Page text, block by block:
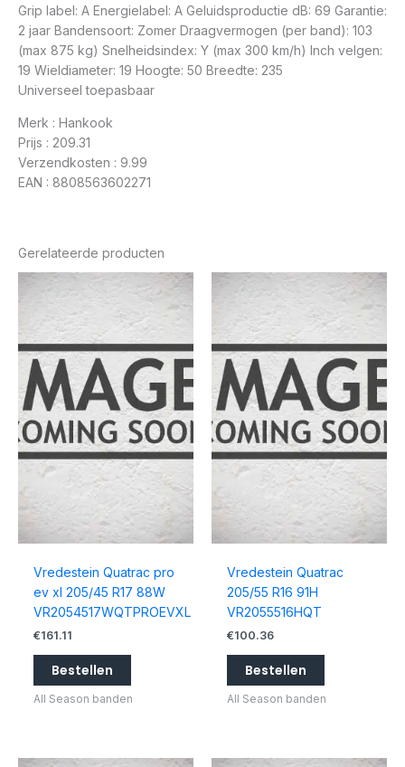
Grip label: A Energielabel: A Geluidsproductie dB: 69 Garantie:
2 jaar Bandensoort: Zomer Draagvermogen (per band): 103
(max 875 kg) Snelheidsindex: Y (max 300 km/h) Inch velgen:
19 Wieldiameter: 19 Hoogte: 50 Breedte: 235
Universeel toepasbaar
Merk : Hankook
Prijs : 209.31
Verzendkosten : 9.99
EAN : 8808563602271
Gerelateerde producten
Vredestein Quatrac pro
ev xl 205/45 R17 88W
VR2054517WQTPROEVXL
€161.11
Bestellen
All Season banden
Vredestein Quatrac
205/55 R16 91H
VR2055516HQT
€100.36
Bestellen
All Season banden